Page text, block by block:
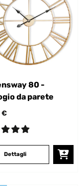
80 -
da parete
€
Dettagli